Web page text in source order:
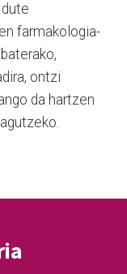
farmakologia-
ontzi
da hartzen